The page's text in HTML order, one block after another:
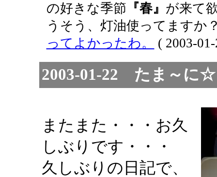
の好きな季節 『春』 が来て
うそう、灯油使ってますか
ってよかったわ。
( 2003-
2003-01-22 たま～に
またまた・・・お久
しぶりです・・・
久しぶりの日記で、